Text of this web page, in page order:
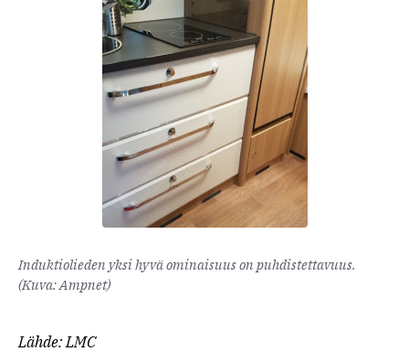
Induktiolieden yksi hyvä ominaisuus on puhdistettavuus.
(Kuva: Ampnet)
Lähde: LMC